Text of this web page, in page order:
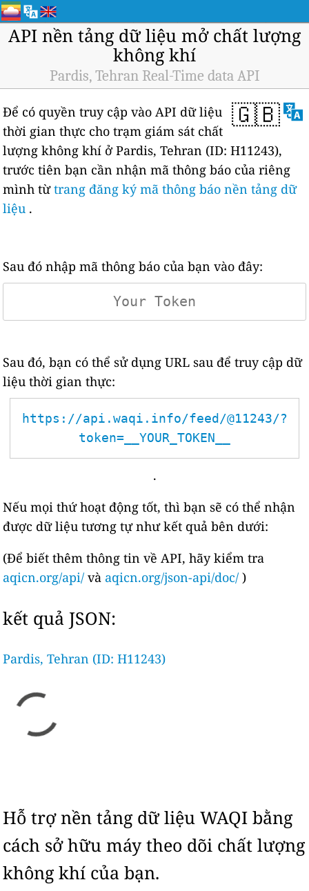
API nền tảng dữ liệu mở chất lượng
không khí
Pardis, Tehran Real-Time data API
🇬🇧
Để có quyền truy cập vào API dữ liệu
thời gian thực cho trạm giám sát chất
lượng không khí ở Pardis, Tehran (ID: H11243),
trước tiên bạn cần nhận mã thông báo của riêng
mình từtrang đăng ký mã thông báo nền tảng dữ
liệu .
Sau đó nhập mã thông báo của bạn vào đây:
Sau đó, bạn có thể sử dụng URL sau để truy cập dữ
liệu thời gian thực:
https://api.waqi.info/feed/@11243/?
token=__YOUR_TOKEN__
.
Nếu mọi thứ hoạt động tốt, thì bạn sẽ có thể nhận
được dữ liệu tương tự như kết quả bên dưới:
(Để biết thêm thông tin về API, hãy kiểm tra
aqicn.org/api/ và aqicn.org/json-api/doc/ )
kết quả JSON:
Pardis, Tehran (ID: H11243)
Hỗ trợ nền tảng dữ liệu WAQI bằng
cách sở hữu máy theo dõi chất lượng
không khí của bạn.